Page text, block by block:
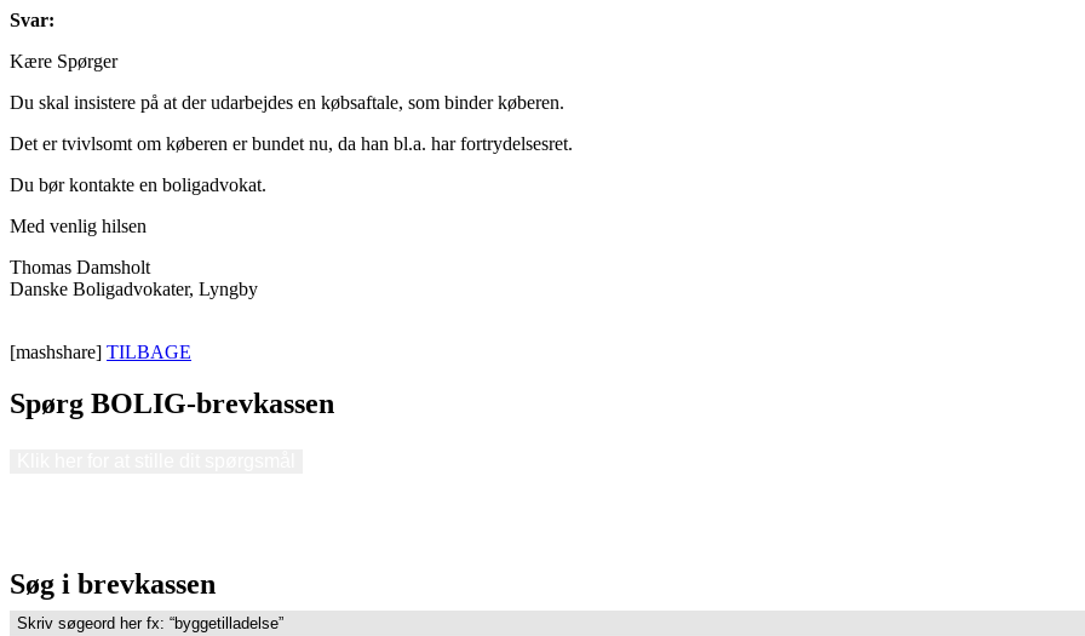
Svar:
Kære Spørger
Du skal insistere på at der udarbejdes en købsaftale, som binder køberen.
Det er tvivlsomt om køberen er bundet nu, da han bl.a. har fortrydelsesret.
Du bør kontakte en boligadvokat.
Med venlig hilsen
Thomas Damsholt
Danske Boligadvokater, Lyngby
[mashshare] TILBAGE
Spørg BOLIG-brevkassen
Søg i brevkassen